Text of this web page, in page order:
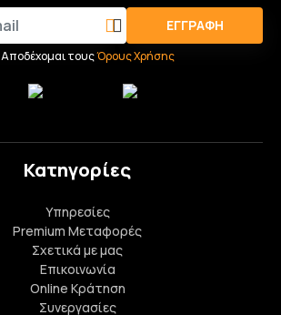
ΕΓΓΡΑΦΉ
Αποδέχομαι τουςΌρους Χρήσης
Κατηγορίες
Υπηρεσίες
Premium Μεταφορές
Σχετικά με μας
Επικοινωνία
Online Κράτηση
Συνεργασίες